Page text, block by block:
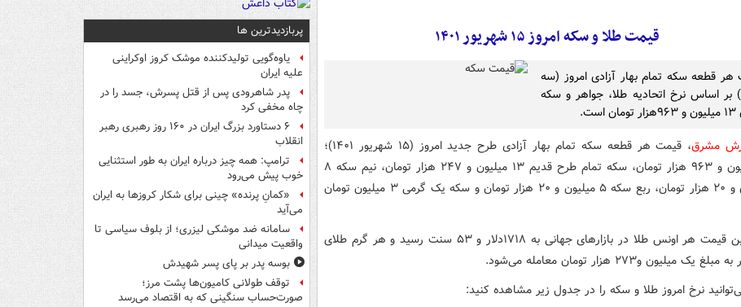
قیمت طلا و سکه امروز ۱۵ شهریور ۱۴۰۱
هر قطعه سکه تمام بهار آزادی امروز (سه
بر اساس نرخ اتحادیه طلا، جواهر و سکه
مشرق
، قیمت هر قطعه سکه تمام بهار آزادی طرح جدید امروز (۱۵ شهریور ۱۴۰۱)؛
۱۳میلیون و ۹۶۳ هزار تومان، سکه تمام طرح قدیم ۱۳ میلیون و ۲۴۷ هزار تومان، نیم سکه ۸
میلیون و ۲۰ هزار تومان، ربع سکه ۵ میلیون و ۲۰ هزار تومان و سکه یک گرمی ۳ میلیون تومان
همچنین قیمت هر اونس طلا در بازارهای جهانی به ۱۷۱۸دلار و ۵۳ سنت رسید و هر گرم طلای
نرخ امروز طلا و سکه را در جدول زیر مشاهده کنید:
پربازدیدترین ها
یاوه‌گویی تولیدکننده موشک کروز اوکراینی
علیه ایران
پدر شاهرودی پس از قتل پسرش، جسد را در
چاه مخفی کرد
۶ دستاورد بزرگ ایران در ۱۶۰ روز رهبری رهبر
انقلاب
ترامپ: همه چیز درباره ایران به طور استثنایی
خوب پیش می‌رود
«کمانِ پرنده» چینی برای شکار کروزها به ایران
می‌آید
سامانه ضد موشکی لیزری؛ از بلوف سیاسی تا
واقعیت میدانی
بوسه‌ پدر بر پای پسر شهیدش
توقف طولانی کامیون‌ها پشت مرز؛
صورت‌حساب سنگینی که به اقتصاد می‌رسد